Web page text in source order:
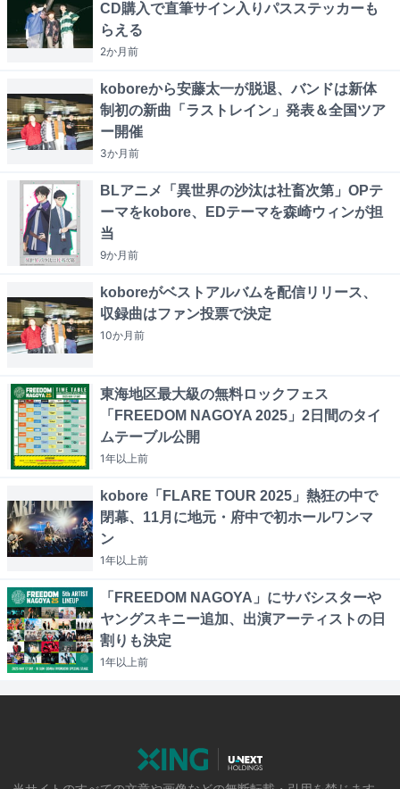
CD購入で直筆サイン入りパスステッカーも
らえる
2か月前
koboreから安藤太一が脱退、バンドは新体
制初の新曲「ラストレイン」発表＆全国ツア
ー開催
3か月前
BLアニメ「異世界の沙汰は社畜次第」OPテ
ーマをkobore、EDテーマを森崎ウィンが担
当
9か月前
koboreがベストアルバムを配信リリース、
収録曲はファン投票で決定
10か月前
東海地区最大級の無料ロックフェス
「FREEDOM NAGOYA 2025」2日間のタイ
ムテーブル公開
1年以上前
kobore「FLARE TOUR 2025」熱狂の中で
閉幕、11月に地元・府中で初ホールワンマ
ン
1年以上前
「FREEDOM NAGOYA」にサバシスターや
ヤングスキニー追加、出演アーティストの日
割りも決定
1年以上前